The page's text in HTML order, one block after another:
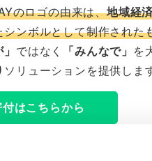
のロゴの由来は、地域経
シンボルとして制作された
ではなく 「みんなで」 を
ソリューションを提供しま
はこちらから